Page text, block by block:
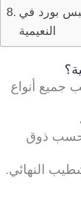
بورد في
النعيمية
أنواع
حسب ذوق
النهائي.